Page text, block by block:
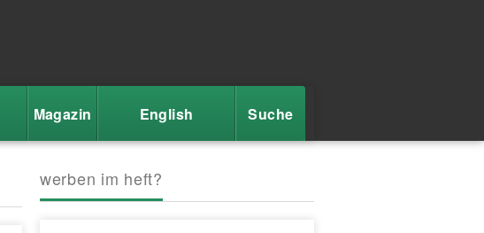
Magazin English Suche
werben im heft?